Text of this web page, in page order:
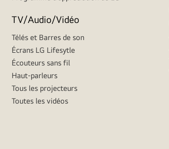
TV/Audio/Vidéo
Télés et Barres de son
Écrans LG Lifesytle
Écouteurs sans fil
Haut-parleurs
Tous les projecteurs
Toutes les vidéos